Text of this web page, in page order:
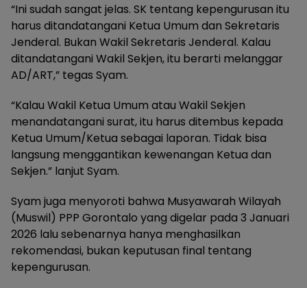
“Ini sudah sangat jelas. SK tentang kepengurusan itu
harus ditandatangani Ketua Umum dan Sekretaris
Jenderal. Bukan Wakil Sekretaris Jenderal. Kalau
ditandatangani Wakil Sekjen, itu berarti melanggar
AD/ART,” tegas Syam.
“Kalau Wakil Ketua Umum atau Wakil Sekjen
menandatangani surat, itu harus ditembus kepada
Ketua Umum/Ketua sebagai laporan. Tidak bisa
langsung menggantikan kewenangan Ketua dan
Sekjen.” lanjut Syam.
Syam juga menyoroti bahwa Musyawarah Wilayah
(Muswil) PPP Gorontalo yang digelar pada 3 Januari
2026 lalu sebenarnya hanya menghasilkan
rekomendasi, bukan keputusan final tentang
kepengurusan.